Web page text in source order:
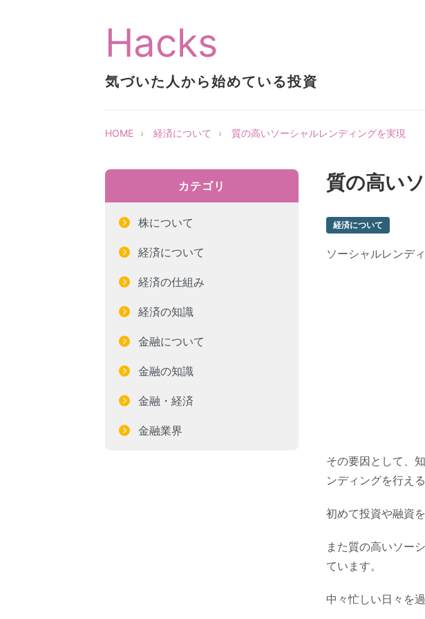
Hacks
気づいた人から始めている投資
HOME 経済について 質の高いソーシャルレンディングを実現
質の高い
経済について
ソーシャルレンデ
その要因として、
ンディングを行え
初めて投資や融資
また質の高いソー
ています。
中々忙しい日々を
カテゴリ
株について
経済について
経済の仕組み
経済の知識
金融について
金融の知識
金融・経済
金融業界